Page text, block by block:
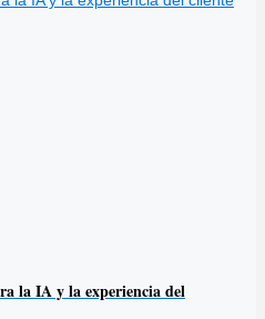
la IA y la experiencia del